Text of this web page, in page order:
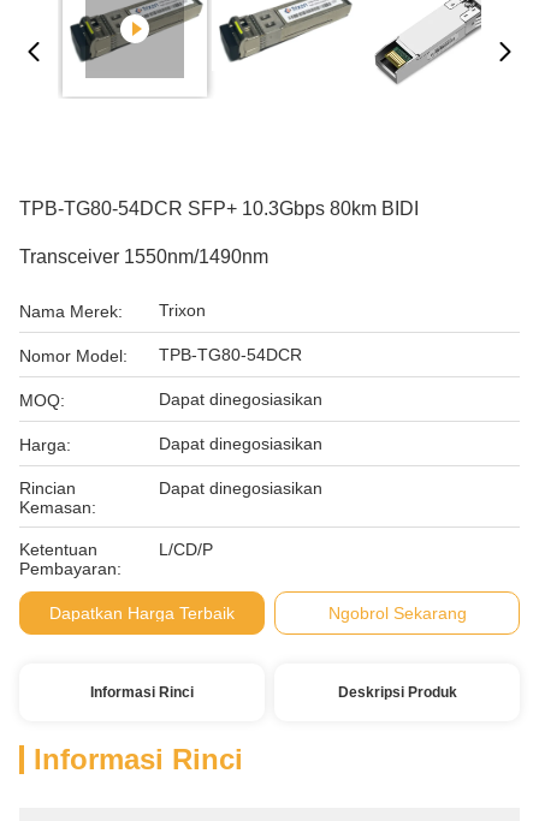
TPB-TG80-54DCR SFP+ 10.3Gbps 80km BIDI
Transceiver 1550nm/1490nm
Nama Merek: Trixon
Nomor Model: TPB-TG80-54DCR
MOQ: Dapat dinegosiasikan
Harga: Dapat dinegosiasikan
Rincian
Kemasan:
Dapat dinegosiasikan
Ketentuan
Pembayaran:
L/CD/P
Dapatkan Harga Terbaik Ngobrol Sekarang
Informasi Rinci Deskripsi Produk
Informasi Rinci